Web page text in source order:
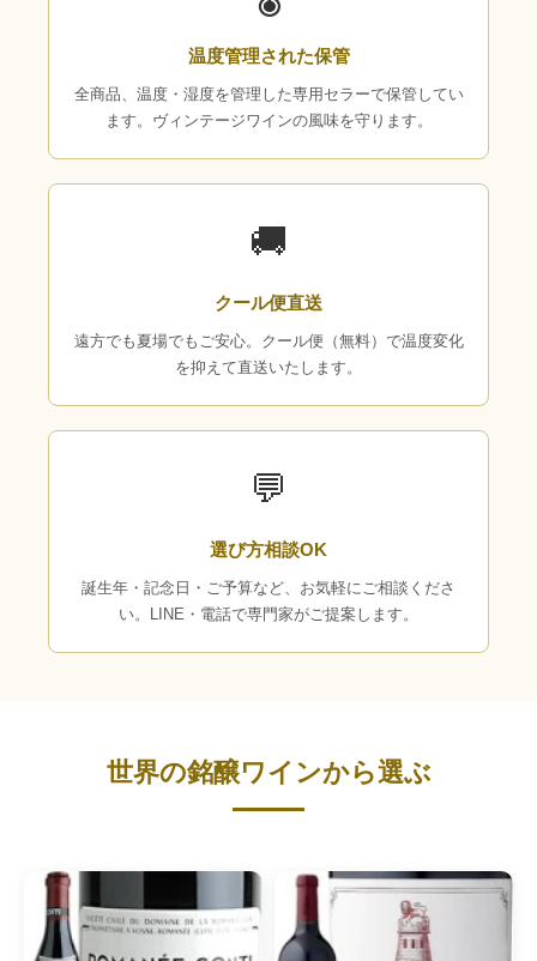
温度管理された保管
全商品、温度・湿度を管理した専用セラーで保管してい
ます。ヴィンテージワインの風味を守ります。
🚚
クール便直送
遠方でも夏場でもご安心。クール便（無料）で温度変化
を抑えて直送いたします。
💬
選び方相談OK
誕生年・記念日・ご予算など、お気軽にご相談くださ
い。LINE・電話で専門家がご提案します。
世界の銘醸ワインから選ぶ